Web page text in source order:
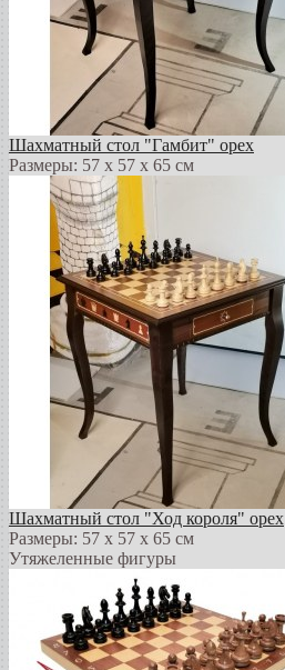
Шахматный стол "Гамбит" орех
Размеры: 57 х 57 х 65 см
Шахматный стол "Ход короля" орех
Размеры: 57 х 57 х 65 см
Утяжеленные фигуры